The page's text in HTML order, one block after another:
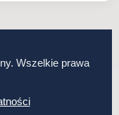
Wszelkie prawa